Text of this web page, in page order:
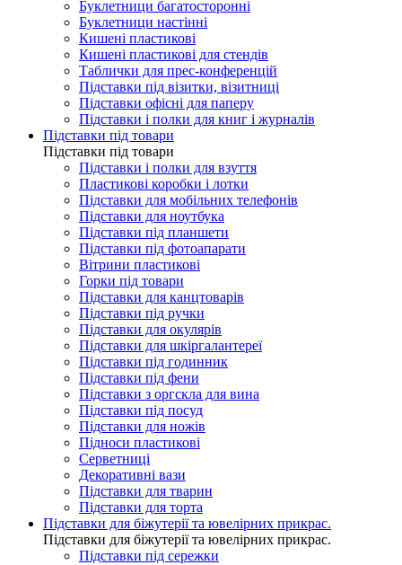
Буклетници багатосторонні
Буклетници настінні
Кишені пластикові
Кишені пластикові для стендів
Таблички для прес-конференцій
Підставки під візитки, візитниці
Підставки офісні для паперу
Підставки і полки для книг і журналів
Підставки під товари
Підставки під товари
Підставки і полки для взуття
Пластикові коробки і лотки
Підставки для мобільних телефонів
Підставки для ноутбука
Підставки під планшети
Підставки під фотоапарати
Вітрини пластикові
Горки під товари
Підставки для канцтоварів
Підставки під ручки
Підставки для окулярів
Підставки для шкіргалантереї
Підставки під годинник
Підставки під фени
Підставки з оргскла для вина
Підставки під посуд
Підставки для ножів
Підноси пластикові
Серветниці
Декоративні вази
Підставки для тварин
Підставки для торта
Підставки для біжутерії та ювелірниx прикрас.
Підставки для біжутерії та ювелірниx прикрас.
Підставки під сережки